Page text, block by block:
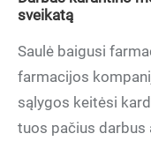
sveikatą
Saulė baigusi
farmacijos
sąlygos keitėsi
tuos pačius darbus